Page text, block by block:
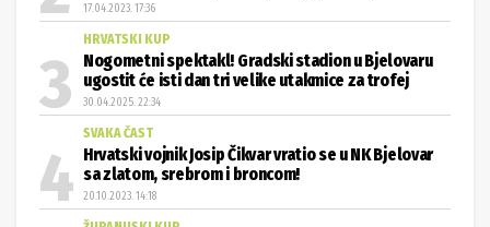
17.04.2023. 17:36
HRVATSKI KUP
Nogometni spektakl! Gradski stadion u Bjelovaru
ugostit će isti dan tri velike utakmice za trofej
30.04.2025. 22:34
SVAKA ČAST
Hrvatski vojnik Josip Čikvar vratio se u NK Bjelovar
sa zlatom, srebrom i broncom!
20.10.2023. 14:18